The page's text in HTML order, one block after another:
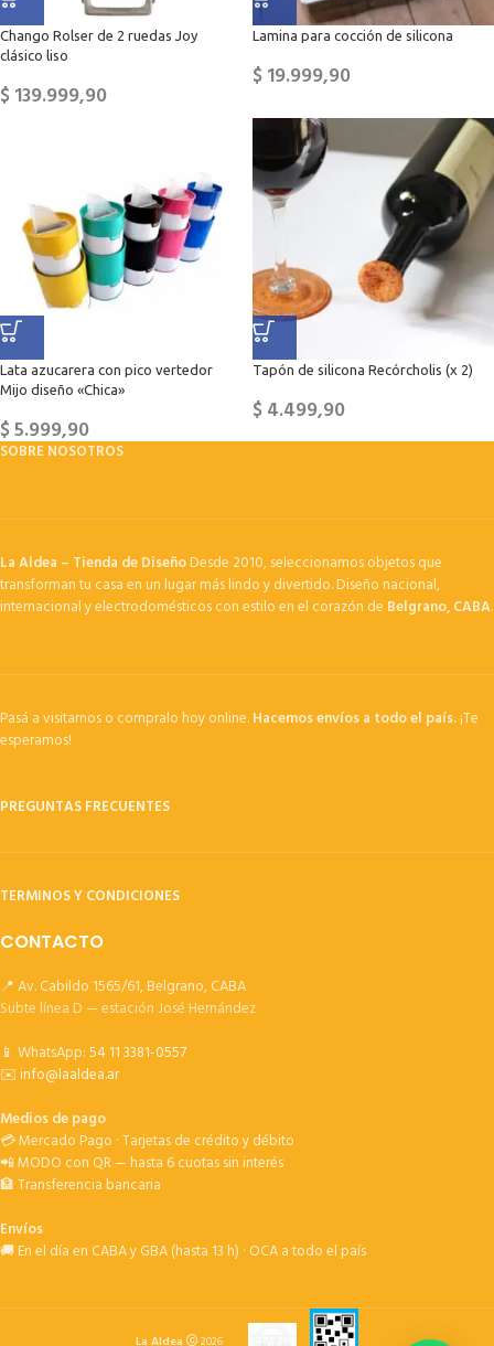
Chango Rolser de 2 ruedas Joy
clásico liso
$139.999,90
Lamina para cocción de silicona
$19.999,90
Lata azucarera con pico vertedor
Mijo diseño «Chica»
$5.999,90
Tapón de silicona Recórcholis (x 2)
$4.499,90
SOBRE NOSOTROS
La Aldea – Tienda de DiseñoDesde 2010, seleccionamos objetos que
transforman tu casa en un lugar más lindo y divertido. Diseño nacional,
internacional y electrodomésticos con estilo en el corazón de Belgrano, CABA.
Pasá a visitarnos o compralo hoy online.Hacemos envíos a todo el país.¡Te
esperamos!
PREGUNTAS FRECUENTES
TERMINOS Y CONDICIONES
CONTACTO
📍 Av. Cabildo 1565/61, Belgrano, CABA
Subte línea D — estación José Hernández
📱 WhatsApp:54 11 3381-0557
✉️info@laaldea.ar
Medios de pago
💳 Mercado Pago · Tarjetas de crédito y débito
📲 MODO con QR — hasta 6 cuotas sin interés
🏦 Transferencia bancaria
Envíos
🚚 En el día en CABA y GBA (hasta 13 h) · OCA a todo el país
La Aldea 2026